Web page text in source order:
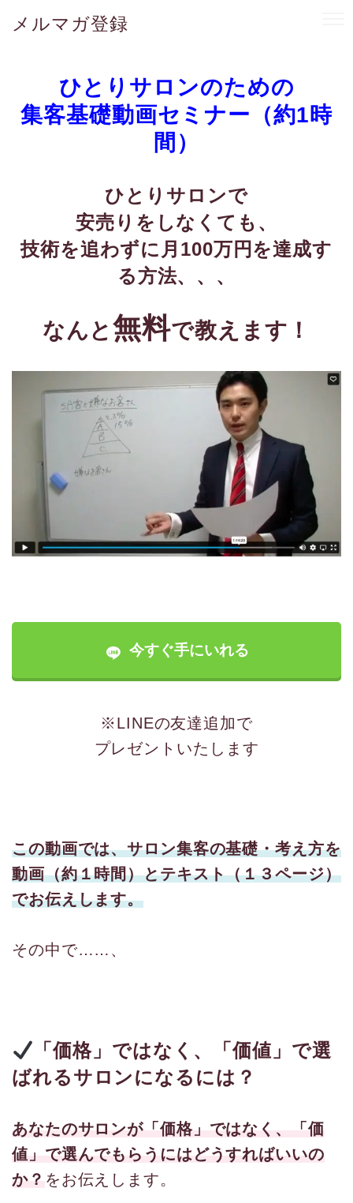
メルマガ登録
ひとりサロンのための
集客基礎動画セミナー（約1時
間）
ひとりサロンで
安売りをしなくても、
技術を追わずに月100万円を達成す
る方法、、、
なんと無料で教えます！
今すぐ手にいれる
※LINEの友達追加で
プレゼントいたします
この動画では、サロン集客の基礎・考え方を
動画（約１時間）とテキスト（１３ページ）
でお伝えします。
その中で……、
「価格」ではなく、「価値」で選
ばれるサロンになるには？
あなたのサロンが「価格」ではなく、「価
値」で選んでもらうにはどうすればいいの
か？ をお伝えします。